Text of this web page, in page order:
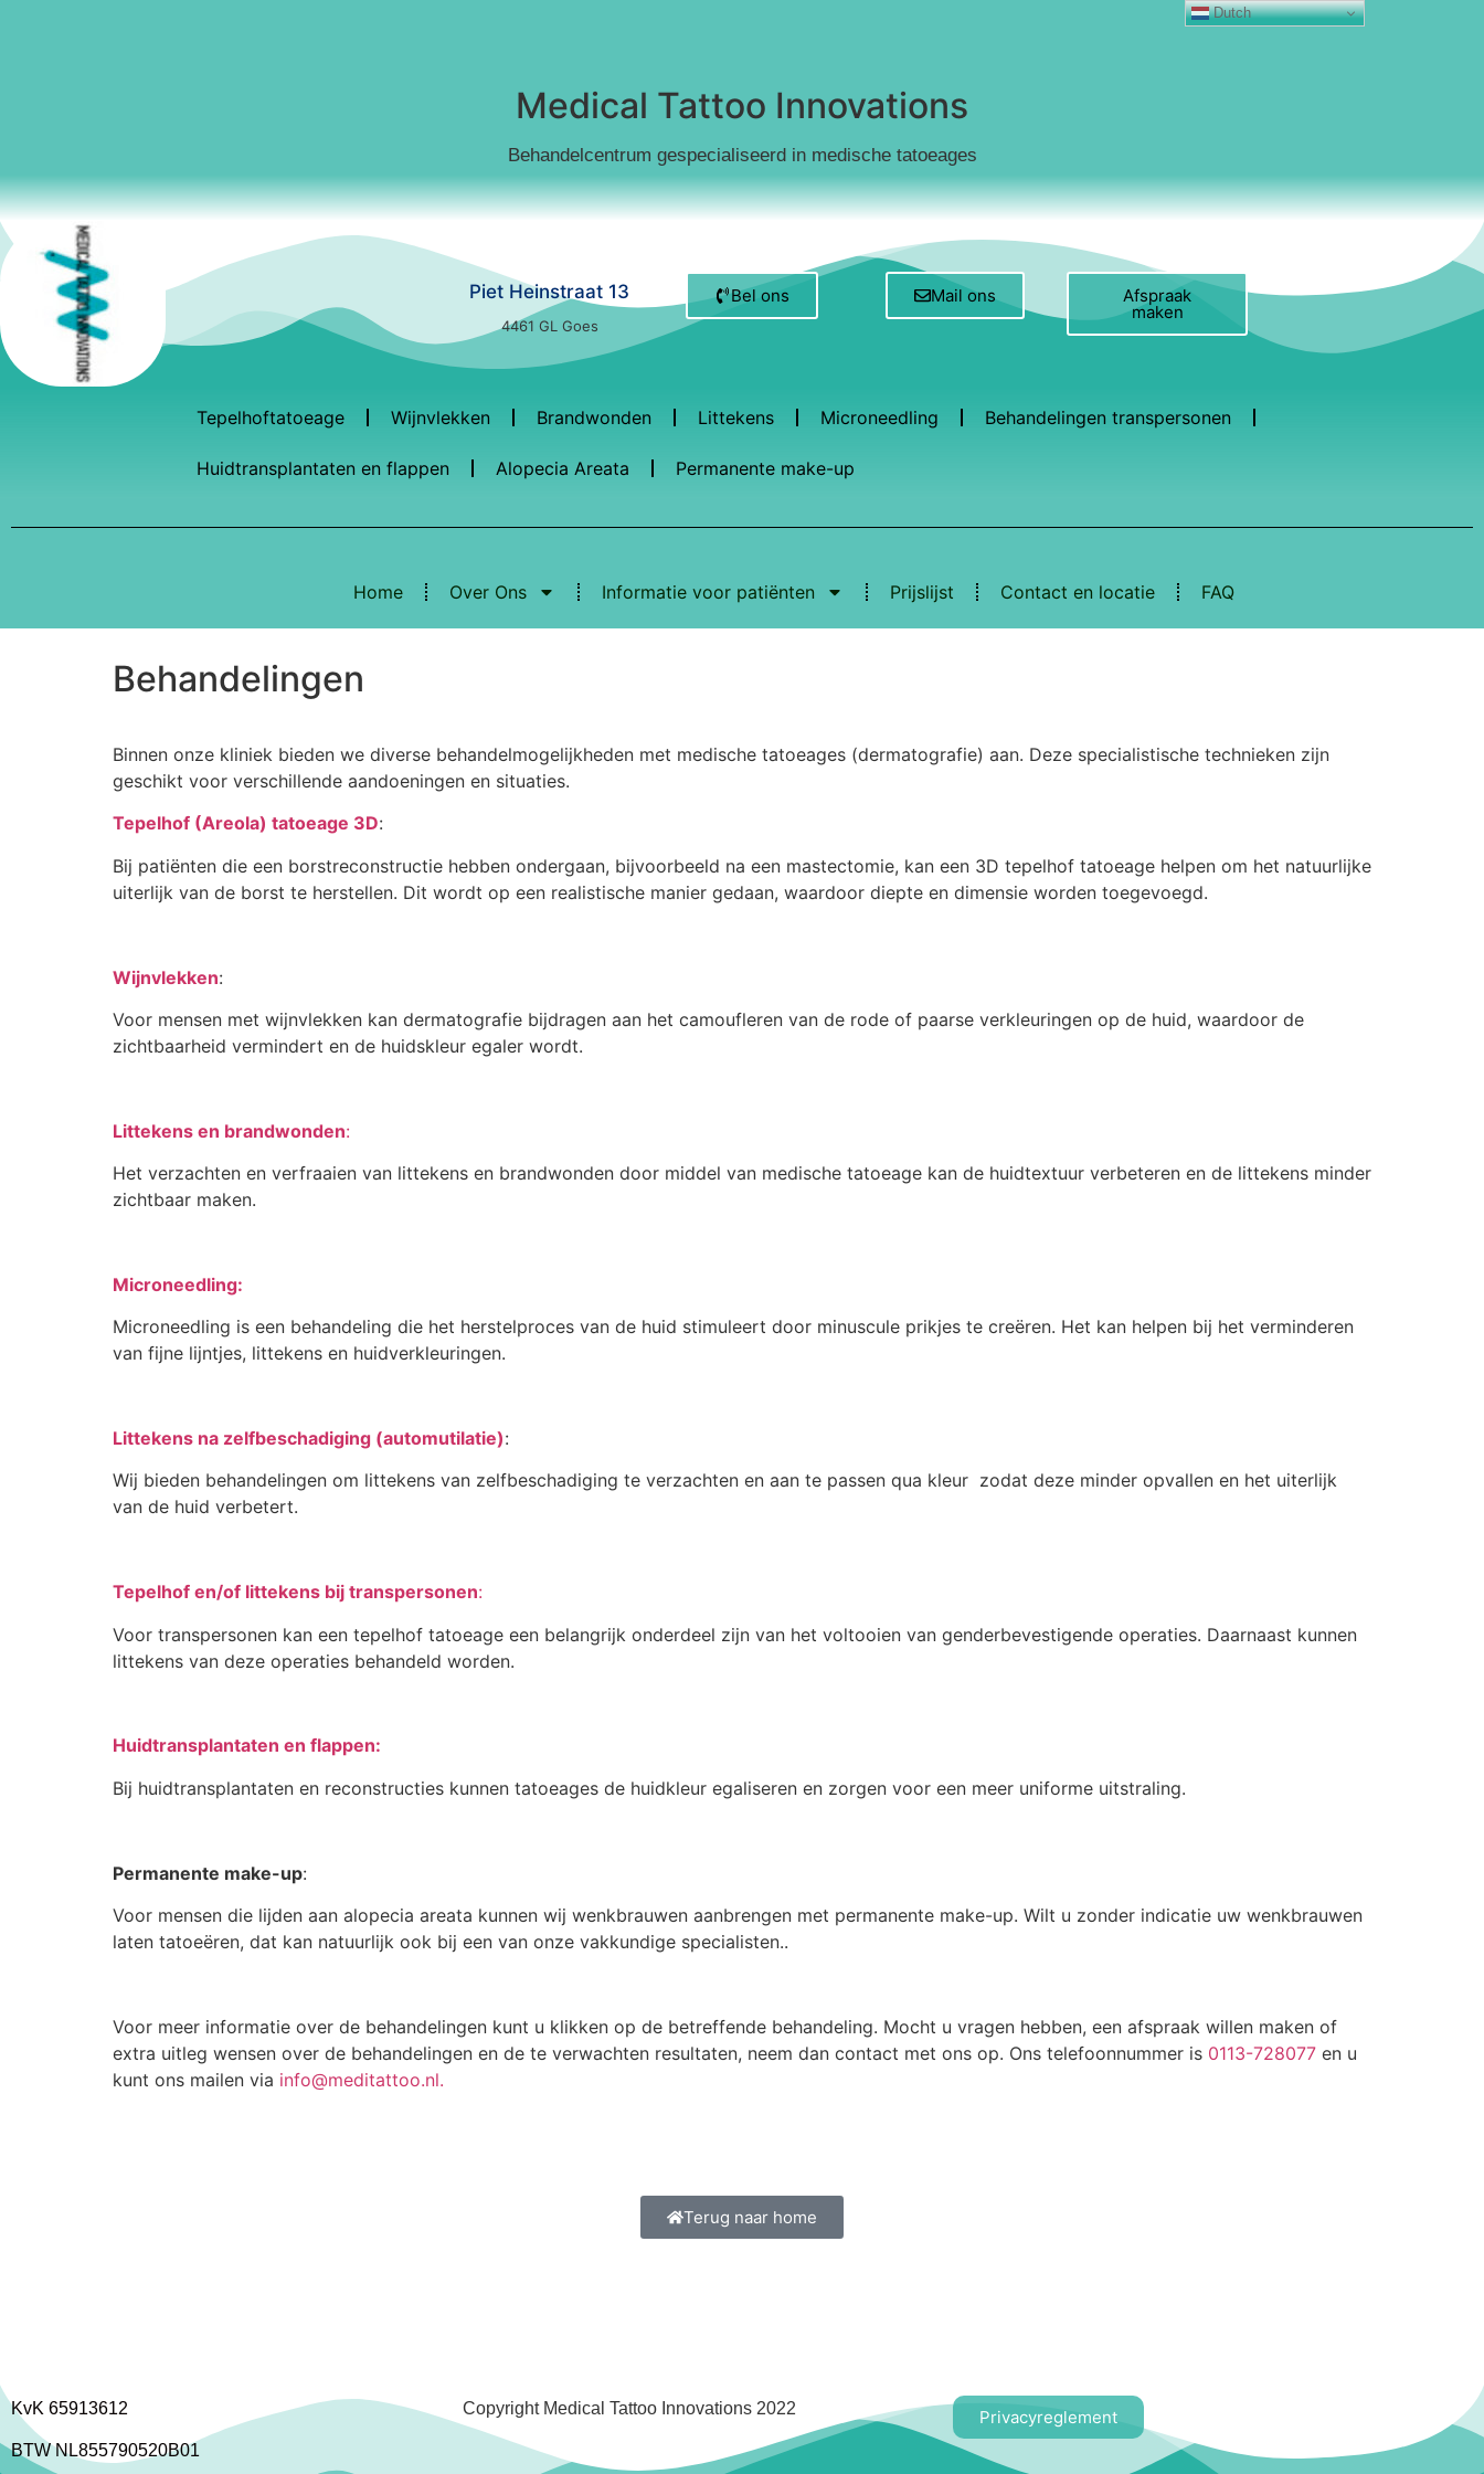
Medical Tattoo Innovations
Behandelcentrum gespecialiseerd in medische tatoeages
Piet Heinstraat 13
4461 GL Goes
Bel ons Mail ons Afspraak
maken
Tepelhoftatoeage Wijnvlekken Brandwonden Littekens Microneedling Behandelingen transpersonen
Huidtransplantaten en flappen Alopecia Areata Permanente make-up
Home Over Ons Informatie voor patiënten Prijslijst Contact en locatie FAQ
Behandelingen
Binnen onze kliniek bieden we diverse behandelmogelijkheden met medische tatoeages (dermatografie) aan. Deze specialistische technieken zijn
geschikt voor verschillende aandoeningen en situaties.
Tepelhof (Areola) tatoeage 3D:
Bij patiënten die een borstreconstructie hebben ondergaan, bijvoorbeeld na een mastectomie, kan een 3D tepelhof tatoeage helpen om het natuurlijke
uiterlijk van de borst te herstellen. Dit wordt op een realistische manier gedaan, waardoor diepte en dimensie worden toegevoegd.
Wijnvlekken:
Voor mensen met wijnvlekken kan dermatografie bijdragen aan het camoufleren van de rode of paarse verkleuringen op de huid, waardoor de
zichtbaarheid vermindert en de huidskleur egaler wordt.
Littekens en brandwonden:
Het verzachten en verfraaien van littekens en brandwonden door middel van medische tatoeage kan de huidtextuur verbeteren en de littekens minder
zichtbaar maken.
Microneedling:
Microneedling is een behandeling die het herstelproces van de huid stimuleert door minuscule prikjes te creëren. Het kan helpen bij het verminderen
van fijne lijntjes, littekens en huidverkleuringen.
Littekens na zelfbeschadiging (automutilatie):
Wij bieden behandelingen om littekens van zelfbeschadiging te verzachten en aan te passen qua kleur zodat deze minder opvallen en het uiterlijk
van de huid verbetert.
Tepelhof en/of littekens bij transpersonen:
Voor transpersonen kan een tepelhof tatoeage een belangrijk onderdeel zijn van het voltooien van genderbevestigende operaties. Daarnaast kunnen
littekens van deze operaties behandeld worden.
Huidtransplantaten en flappen:
Bij huidtransplantaten en reconstructies kunnen tatoeages de huidkleur egaliseren en zorgen voor een meer uniforme uitstraling.
Permanente make-up:
Voor mensen die lijden aan alopecia areata kunnen wij wenkbrauwen aanbrengen met permanente make-up. Wilt u zonder indicatie uw wenkbrauwen
laten tatoeëren, dat kan natuurlijk ook bij een van onze vakkundige specialisten..
Voor meer informatie over de behandelingen kunt u klikken op de betreffende behandeling. Mocht u vragen hebben, een afspraak willen maken of
extra uitleg wensen over de behandelingen en de te verwachten resultaten, neem dan contact met ons op. Ons telefoonnummer is 0113-728077 en u
kunt ons mailen via info@meditattoo.nl.
Terug naar home
KvK 65913612
BTW NL855790520B01
Copyright Medical Tattoo Innovations 2022 Privacyreglement
Dutch